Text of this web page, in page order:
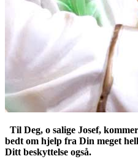
Til Deg, o salige Josef,
bedt om hjelp fra Din meget
Ditt beskyttelse også.